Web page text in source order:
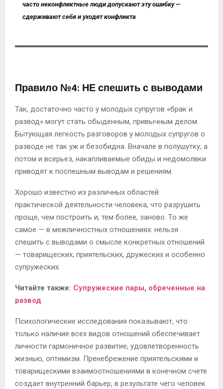
часто неконфликтные люди допускают эту ошибку —
сдерживают себя и уходят конфликта
Правило №4: НЕ спешить с выводами
Так, достаточно часто у молодых супругов «брак и
развод» могут стать обыденным, привычным делом.
Бытующая легкость разговоров у молодых супругов о
разводе не так уж и безобидна. Вначале в полушутку, а
потом и всерьез, накапливаемые обиды и недомолвки
приводят к поспешным выводам и решениям.
Хорошо известно из различных областей
практической деятельности человека, что разрушить
проще, чем построить и, тем более, заново. То же
самое — в межличностных отношениях: нельзя
спешить с выводами о смысле конкретных отношений
— товарищеских, приятельских, дружеских и особенно
супружеских.
Читайте также: Супружеские пары, обреченные на
развод
Психологические исследования показывают, что
только наличие всех видов отношений обеспечивает
личности гармоничное развитие, удовлетворенность
жизнью, оптимизм. Пренебрежение приятельскими и
товарищескими взаимоотношениями в конечном счете
создает внутренний барьер, в результате чего человек